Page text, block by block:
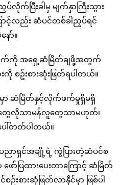
က်ပြီးခါမှ မျက်နှာကြီးသွား
ာင့်လည်း ဆံပင်တစ်ခါညှပ်ရင်
ာ်။
က်ကို အရှေ့ဆံမြိတ်ချဖို့အတွက်
စဥ်းစားဆုံးဖြတ်ရပါတယ်။
ာ ဆံမြိတ်နှင့်လိုက်ဖက်မှုရှိမရှိ
ယ်တွေလိုသာမန်လူတွေသာမဟုတ်၊
ပေါ်တတ်ပါတယ်။
ပညာရှင်အချို့ရဲ့ ကွဲပြားတဲ့ဆံပင်စ
ော်ပြထားပေးတာကြောင့် ဆံမြိတ်
စားဆုံဖြတ်လာနိုင်မှာ ဖြစ်ပါ